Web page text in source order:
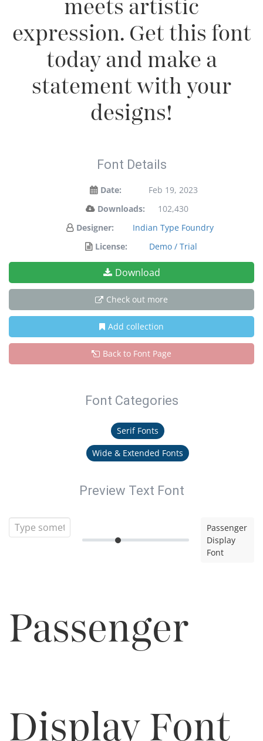
meets artistic
expression. Get this font
today and make a
statement with your
designs!
Font Details
Date:
Feb 19, 2023
Downloads:
102,430
Designer:
Indian Type Foundry
License:
Demo / Trial
Download
Check out more
Add collection
Back to Font Page
Font Categories
Serif Fonts
Wide & Extended Fonts
Preview Text Font
Passenger
Display
Font
Passenger
Display Font